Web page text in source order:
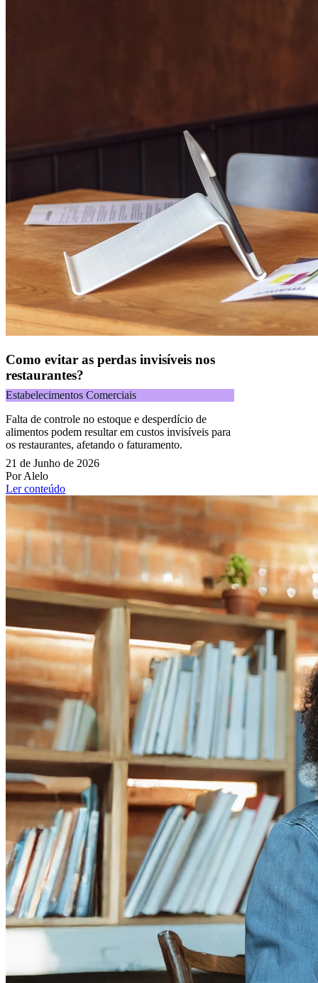
Como evitar as perdas invisíveis nos
restaurantes?
Estabelecimentos Comerciais
Falta de controle no estoque e desperdício de
alimentos podem resultar em custos invisíveis para
os restaurantes, afetando o faturamento.
21 de Junho de 2026
Por Alelo
Ler conteúdo